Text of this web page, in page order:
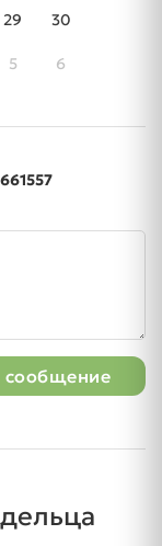
29 30
5 6
сообщение